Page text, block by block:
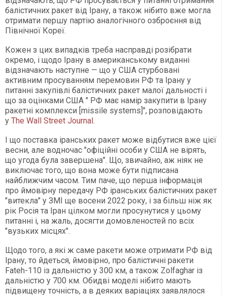
балістичних ракет від Ірану, а також нібито вже могла
отримати першу партію аналогічного озброєння від
Північної Кореї.
Кожен з цих випадків треба насправді розібрати
окремо, і щодо Ірану в американському виданні
відзначають наступне — що у США стурбовані
активним просуванням перемовин РФ та Ірану у
питанні закупівлі балістичних ракет малої дальності і
що за оцінками США " РФ має намір закупити в Ірану
ракетні комплекси [missile systems]", розповідають
у The Wall Street Journal.
І що поставка іранських ракет може відбутися вже цієї
весни, але водночас "офіційні особи у США не вірять,
що угода була завершена". Що, звичайно, аж ніяк не
виключає того, що вона може бути підписана
найближчим часом. Тим паче, що перша інформація
про ймовірну передачу РФ іранських балістичних ракет
"витекла" у ЗМІ ще восени 2022 року, і за більш ніж як
рік Росія та Іран цілком могли просунутися у цьому
питанні і, на жаль, досягти домовленостей по всіх
"вузьких місцях".
Щодо того, а які ж саме ракети може отримати РФ від
Ірану, то йдеться, ймовірно, про балістичні ракети
Fateh-110 із дальністю у 300 км, а також Zolfaghar із
дальністю у 700 км. Обидві моделі нібито мають
підвищену точність, а в деяких варіаціях заявлялося